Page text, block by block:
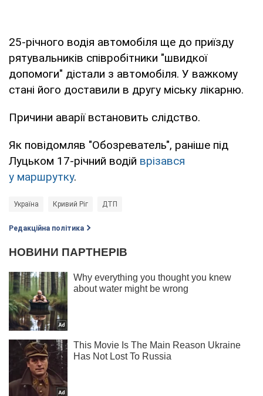
25-річного водія автомобіля ще до приїзду
рятувальників співробітники "швидкої
допомоги" дістали з автомобіля. У важкому
стані його доставили в другу міську лікарню.
Причини аварії встановить слідство.
Як повідомляв "Обозреватель", раніше під
Луцьком 17-річний водій врізався
у маршрутку.
Україна Кривий Ріг ДТП
Редакційна політика